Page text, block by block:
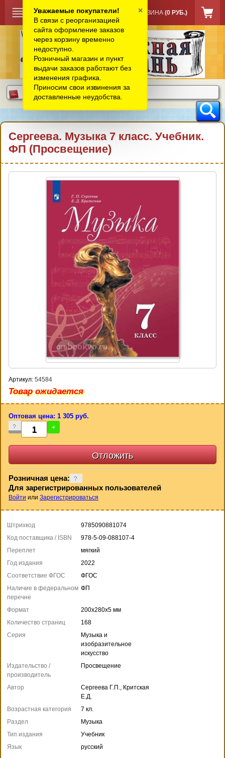
КОРЗИНА (0 РУБ.)
Сергеева. Музыка 7 класс. Учебник.
ФП (Просвещение)
Артикул: 54584
Товар ожидается
Оптовая цена: 1 305 руб.
- +
Розничная цена:
Для зарегистрированных пользователей
Войти или Зарегистрироваться
Штрихкод
9785090881074
Код поставщика / ISBN
978-5-09-088107-4
Переплет
мягкий
Год издания
2022
Соответствие ФГОС
ФГОС
Наличие в федеральном
перечне
ФП
Формат
200x280x5 мм
Количество страниц
168
Серия
Музыка и
изобразительное
искусство
Издательство /
производитель
Просвещение
Автор
Сергеева Г.П., Критская
Е.Д.
Возрастная категория
7 кл.
Раздел
Музыка
Тип издания
Учебник
Язык
русский
Уважаемые покупатели!
В связи с реорганизацией
сайта оформление заказов
через корзину временно
недоступно.
Розничный магазин и пункт
выдачи заказов работают без
изменения графика.
Приносим свои извинения за
доставленные неудобства.
×